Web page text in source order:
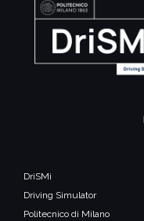
DriSMi
Driving Simulator
Politecnico di Milano